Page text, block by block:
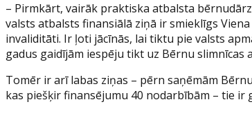
– Pirmkārt, vairāk praktiska atbalsta
valsts atbalsts finansiālā ziņā ir smieklīgs
invaliditāti. Ir ļoti jācīnās, lai tiktu pie valsts
gadus gaidījām iespēju tikt uz Bērnu
Tomēr ir arī labas ziņas – pērn saņēmām
kas piešķir finansējumu 40 nodarbībām – tie ir